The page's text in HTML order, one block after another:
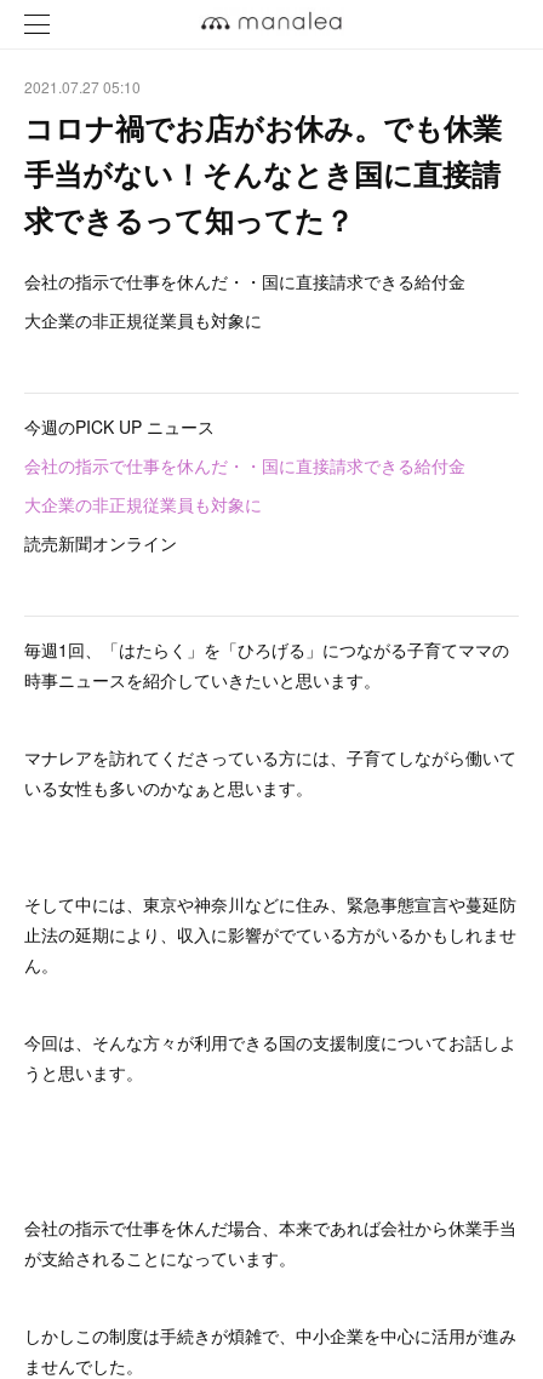
2021.07.27 05:10
コロナ禍でお店がお休み。でも休業
手当がない！そんなとき国に直接請
求できるって知ってた？
会社の指示で仕事を休んだ・・国に直接請求できる給付金
大企業の非正規従業員も対象に
今週のPICK UP ニュース
会社の指示で仕事を休んだ・・国に直接請求できる給付金
大企業の非正規従業員も対象に
読売新聞オンライン
毎週1回、「はたらく」を「ひろげる」につながる子育てママの
時事ニュースを紹介していきたいと思います。
マナレアを訪れてくださっている方には、子育てしながら働いて
いる女性も多いのかなぁと思います。
そして中には、東京や神奈川などに住み、緊急事態宣言や蔓延防
止法の延期により、収入に影響がでている方がいるかもしれませ
ん。
今回は、そんな方々が利用できる国の支援制度についてお話しよ
うと思います。
会社の指示で仕事を休んだ場合、本来であれば会社から休業手当
が支給されることになっています。
しかしこの制度は手続きが煩雑で、中小企業を中心に活用が進み
ませんでした。